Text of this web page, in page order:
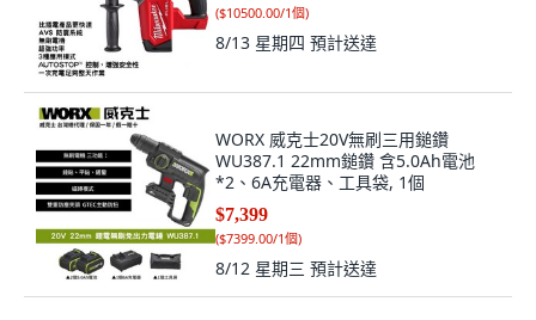
($10500.00/1個)
8/13 星期四 預計送達
WORX 威克士20V無刷三用鎚鑽
WU387.1 22mm鎚鑽 含5.0Ah電池
*2、6A充電器、工具袋, 1個
$7,399
($7399.00/1個)
8/12 星期三 預計送達